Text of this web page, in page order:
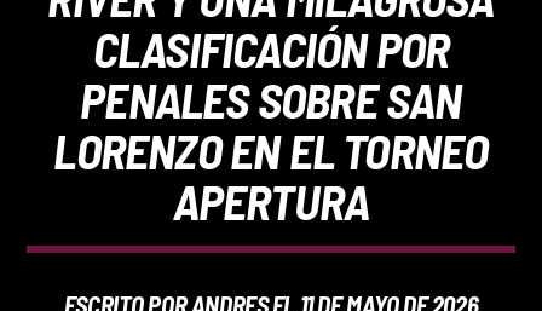
REPRODUCTOR WEB
0:00
CLASIFICACIÓN POR
PENALES SOBRE SAN
LORENZO EN EL TORNEO
APERTURA
ESCRITO PORANDRESEL 11 DE MAYO DE 2026